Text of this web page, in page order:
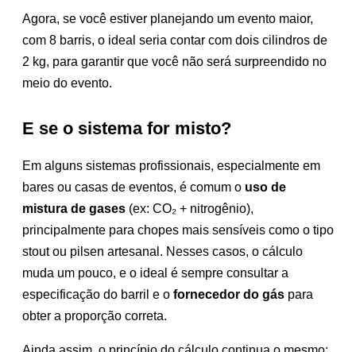
Agora, se você estiver planejando um evento maior,
com 8 barris, o ideal seria contar com dois cilindros de
2 kg, para garantir que você não será surpreendido no
meio do evento.
E se o sistema for misto?
Em alguns sistemas profissionais, especialmente em
bares ou casas de eventos, é comum o uso de
mistura de gases (ex: CO₂ + nitrogênio),
principalmente para chopes mais sensíveis como o tipo
stout ou pilsen artesanal. Nesses casos, o cálculo
muda um pouco, e o ideal é sempre consultar a
especificação do barril e o fornecedor do gás para
obter a proporção correta.